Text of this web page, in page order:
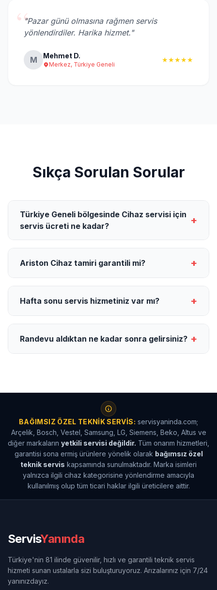
“"Pazar günü olmasına rağmen servis
yönlendirdiler. Harika hizmet."
M Mehmet D.
Merkez, Türkiye Geneli
★★★★★
Sıkça Sorulan Sorular
Türkiye Geneli bölgesinde Cihaz servisi için
servis ücreti ne kadar?
+
Ariston Cihaz tamiri garantili mi? +
Hafta sonu servis hizmetiniz var mı? +
Randevu aldıktan ne kadar sonra gelirsiniz? +
BAĞIMSIZ ÖZEL TEKNIK SERVIS: servisyaninda.com;
Arçelik, Bosch, Vestel, Samsung, LG, Siemens, Beko, Altus ve
diğer markaların yetkili servisi değildir. Tüm onarım hizmetleri,
garantisi sona ermiş ürünlere yönelik olarak bağımsız özel
teknik servis kapsamında sunulmaktadır. Marka isimleri
yalnızca ilgili cihaz kategorisine yönlendirme amacıyla
kullanılmış olup tüm ticari haklar ilgili üreticilere aittir.
ServisYanında
Türkiye'nin 81 ilinde güvenilir, hızlı ve garantili teknik servis
hizmeti sunan ustalarla sizi buluşturuyoruz. Arızalarınız için 7/24
yanınızdayız.